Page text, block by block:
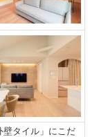
タイル」にこだ